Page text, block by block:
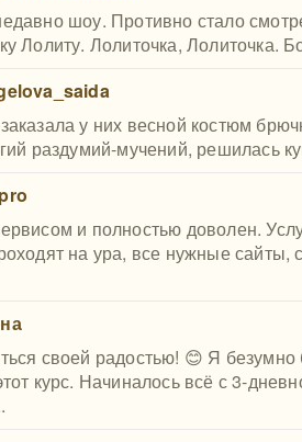
шоу. Противно стало
Лолиту. Лолиточка, Лолиточка.
у них весной костюм
раздумий-мучений, решилась
и полностью доволен.
на ура, все нужные
своей радостью! 😊 Я
курс. Начиналось всё с 3-